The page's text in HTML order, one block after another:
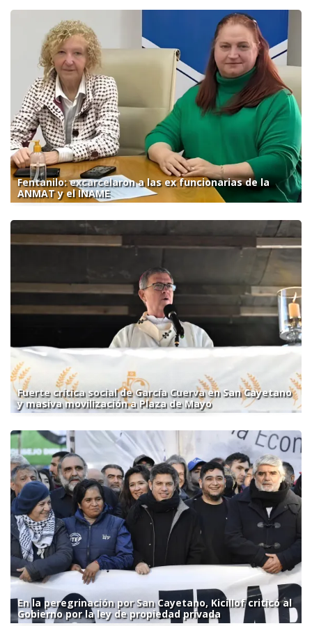
Fentanilo: excarcelaron a las ex funcionarias de la
ANMAT y el INAME
Fuerte crítica social de García Cuerva en San Cayetano
y masiva movilización a Plaza de Mayo
En la peregrinación por San Cayetano, Kicillof criticó al
Gobierno por la ley de propiedad privada